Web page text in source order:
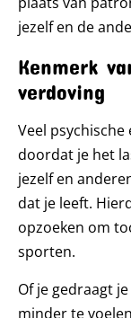
jezelf en de
Kenmerk
verdoving
Veel
doordat je het
jezelf en
dat je leeft.
opzoeken om
sporten.
Of je gedraagt
minder te